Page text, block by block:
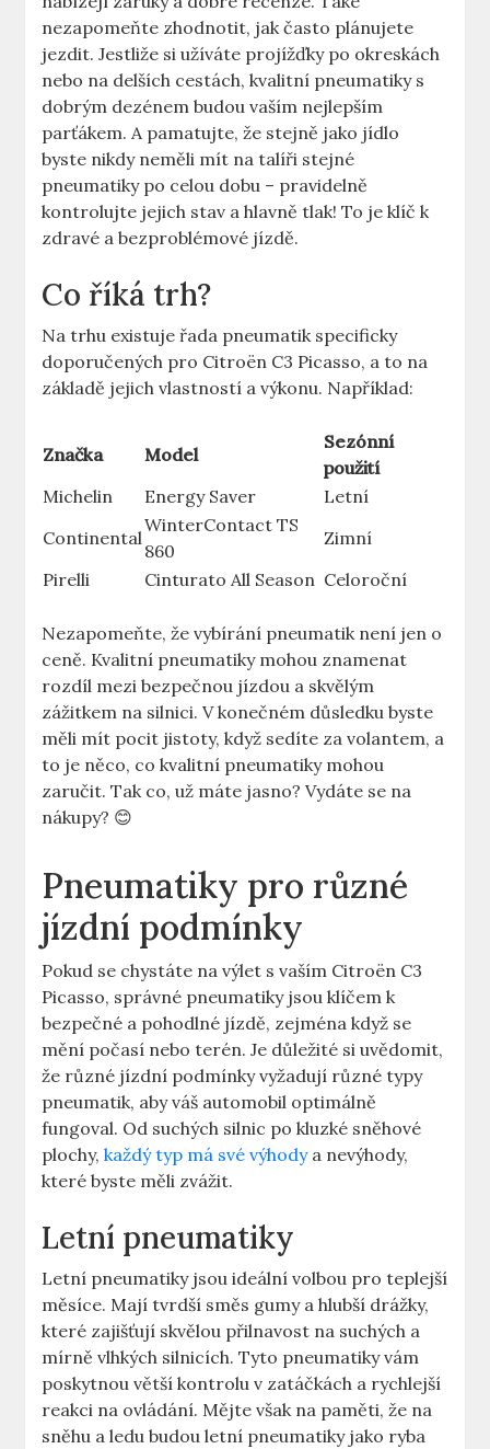
nezapomeňte zhodnotit, jak často plánujete
jezdit. Jestliže si užíváte projížďky po okreskách
nebo na delších cestách, kvalitní pneumatiky s
dobrým dezénem budou vaším nejlepším
parťákem. A pamatujte, že stejně jako jídlo
byste nikdy neměli mít na talíři stejné
pneumatiky po celou dobu – pravidelně
kontrolujte jejich stav a hlavně tlak! To je klíč k
zdravé a bezproblémové jízdě.
Co říká trh?
Na trhu existuje řada pneumatik specificky
doporučených pro Citroën C3 Picasso, a to na
základě jejich vlastností a výkonu. Například:
Značka Model
Sezónní
použití
Michelin
Energy Saver
Letní
Continental
WinterContact TS
860
Zimní
Pirelli
Cinturato All Season Celoroční
Nezapomeňte, že vybírání pneumatik není jen o
ceně. Kvalitní pneumatiky mohou znamenat
rozdíl mezi bezpečnou jízdou a skvělým
zážitkem na silnici. V konečném důsledku byste
měli mít pocit jistoty, když sedíte za volantem, a
to je něco, co kvalitní pneumatiky mohou
zaručit. Tak co, už máte jasno? Vydáte se na
nákupy? 😊
Pneumatiky pro různé
jízdní podmínky
Pokud se chystáte na výlet s vaším Citroën C3
Picasso, správné pneumatiky jsou klíčem k
bezpečné a pohodlné jízdě, zejména když se
mění počasí nebo terén. Je důležité si uvědomit,
že různé jízdní podmínky vyžadují různé typy
pneumatik, aby váš automobil optimálně
fungoval. Od suchých silnic po kluzké sněhové
plochy,každý typ má své výhodya nevýhody,
které byste měli zvážit.
Letní pneumatiky
Letní pneumatiky jsou ideální volbou pro teplejší
měsíce. Mají tvrdší směs gumy a hlubší drážky,
které zajišťují skvělou přilnavost na suchých a
mírně vlhkých silnicích. Tyto pneumatiky vám
poskytnou větší kontrolu v zatáčkách a rychlejší
reakci na ovládání. Mějte však na paměti, že na
sněhu a ledu budou letní pneumatiky jako ryba